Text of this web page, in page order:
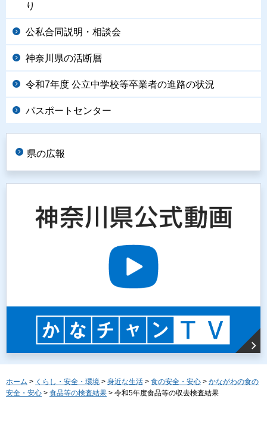
り
公私合同説明・相談会
神奈川県の活断層
令和7年度 公立中学校等卒業者の進路の状況
パスポートセンター
県の広報
ホーム > くらし・安全・環境 > 身近な生活 > 食の安全・安心 > かながわの食の
安全・安心 > 食品等の検査結果 > 令和5年度食品等の収去検査結果